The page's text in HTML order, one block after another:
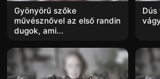
Gyönyörű szőke
művésznővel az első randin
dugok, ami...
Dús